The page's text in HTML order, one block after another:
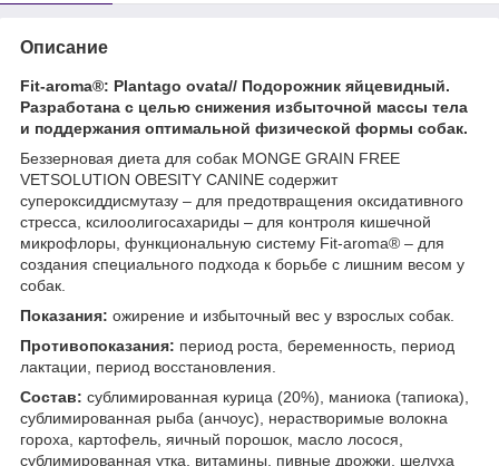
Описание
Fit-aroma®: Plantago ovata// Подорожник яйцевидный.
Разработана с целью снижения избыточной массы тела
и поддержания оптимальной физической формы собак.
Беззерновая диета для собак MONGE GRAIN FREE
VETSOLUTION OBESITY CANINE содержит
супероксиддисмутазу – для предотвращения оксидативного
стресса, ксилоолигосахариды – для контроля кишечной
микрофлоры, функциональную систему Fit-aroma® – для
создания специального подхода к борьбе с лишним весом у
собак.
Показания: ожирение и избыточный вес у взрослых собак.
Противопоказания: период роста, беременность, период
лактации, период восстановления.
Состав: сублимированная курица (20%), маниока (тапиока),
сублимированная рыба (анчоус), нерастворимые волокна
гороха, картофель, яичный порошок, масло лосося,
сублимированная утка, витамины, пивные дрожжи, шелуха